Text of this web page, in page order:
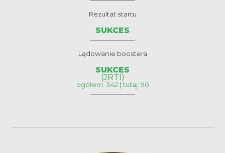
Rezultat startu
SUKCES
Lądowanie boostera
SUKCES
(JRTI)
ogółem: 342 | tutaj: 90